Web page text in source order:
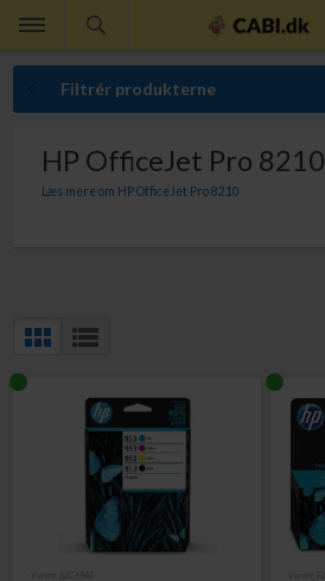
Filtrér produkterne
HP OfficeJet Pro 8210
Læs mere om HP OfficeJet Pro 8210